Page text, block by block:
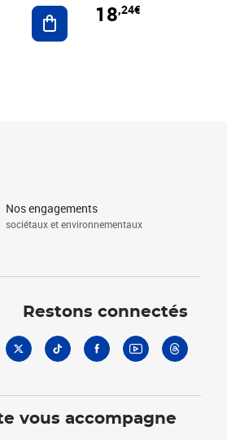
Ajouter au panier
18,24€
Nos engagements
sociétaux et environnementaux
Restons connectés
vous accompagne